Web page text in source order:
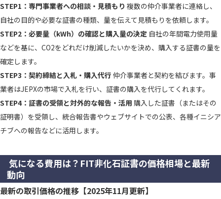
STEP1：専門事業者への相談・見積もり 複数の仲介事業者に連絡し、
自社の目的や必要な証書の種類、量を伝えて見積もりを依頼します。
STEP2：必要量（kWh）の確認と購入量の決定 自社の年間電力使用量
などを基に、CO2をどれだけ削減したいかを決め、購入する証書の量を
確定します。
STEP3：契約締結と入札・購入代行 仲介事業者と契約を結びます。事
業者はJEPXの市場で入札を行い、証書の購入を代行してくれます。
STEP4：証書の受領と対外的な報告・活用 購入した証書（またはその
証明書）を受領し、統合報告書やウェブサイトでの公表、各種イニシア
チブへの報告などに活用します。
気になる費用は？FIT非化石証書の価格相場と最新
動向
最新の取引価格の推移【2025年11月更新】